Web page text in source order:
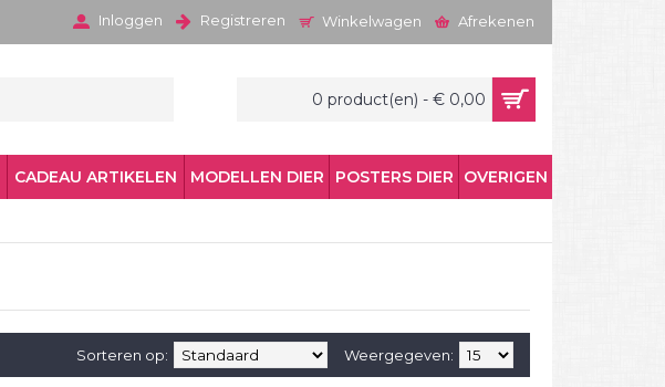
Inloggen Registreren Winkelwagen Afrekenen
0 product(en) - € 0,00
CADEAU ARTIKELEN MODELLEN DIER POSTERS DIER OVERIGEN
Weergegeven:
Sorteren op: